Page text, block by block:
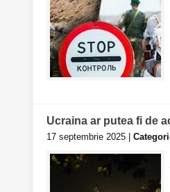
Ucraina ar putea fi de
17 septembrie 2025 |